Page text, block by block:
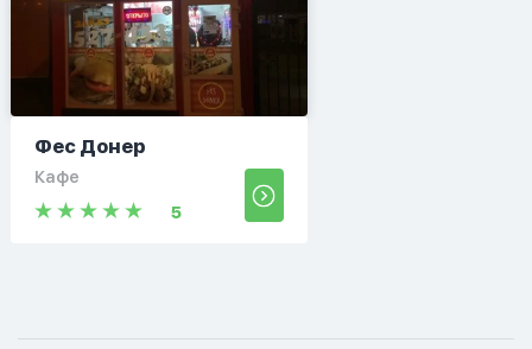
Фес Донер
Кафе
5